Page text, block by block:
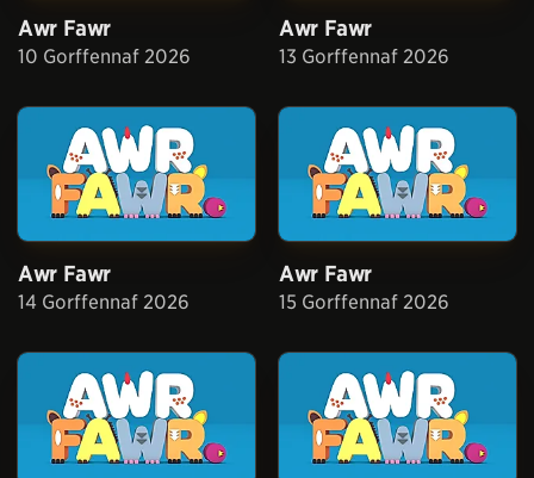
Awr Fawr
10 Gorffennaf 2026
Awr Fawr
13 Gorffennaf 2026
Awr Fawr
14 Gorffennaf 2026
Awr Fawr
15 Gorffennaf 2026